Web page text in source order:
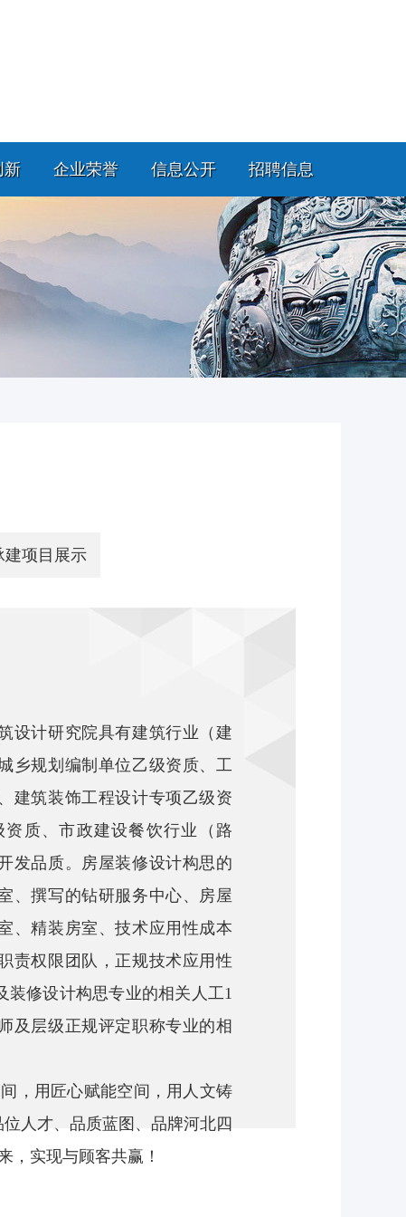
新 企业荣誉 信息公开 招聘信息
建项目展示
计研究院具有建筑行业（建
乡规划编制单位乙级资质、工
建筑装饰工程设计专项乙级资
资质、市政建设餐饮行业（路
发品质。房屋装修设计构思的
、撰写的钻研服务中心、房屋
、精装房室、技术应用性成本
责权限团队，正规技术应用性
装修设计构思专业的相关人工1
及层级正规评定职称专业的相
用匠心赋能空间，用人文铸
人才、品质蓝图、品牌河北四
，实现与顾客共赢！